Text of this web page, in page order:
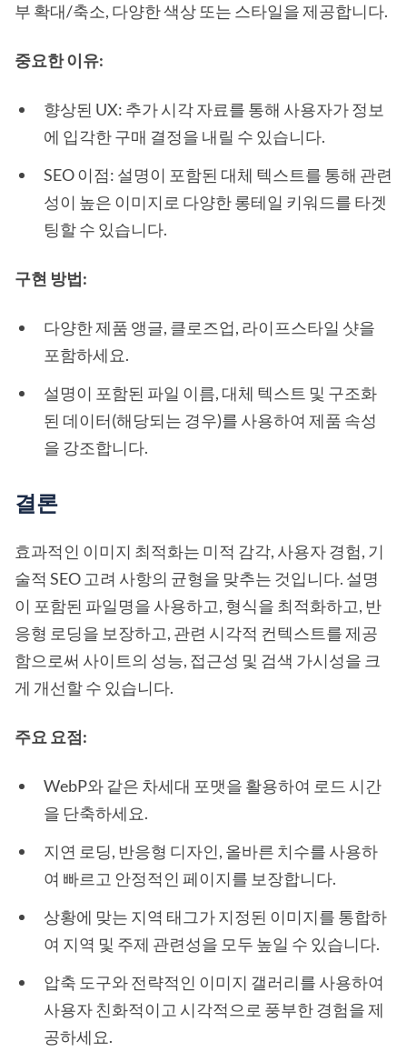
부 확대/축소, 다양한 색상 또는 스타일을 제공합니다.
중요한 이유:
향상된 UX: 추가 시각 자료를 통해 사용자가 정보
에 입각한 구매 결정을 내릴 수 있습니다.
SEO 이점: 설명이 포함된 대체 텍스트를 통해 관련
성이 높은 이미지로 다양한 롱테일 키워드를 타겟
팅할 수 있습니다.
구현 방법:
다양한 제품 앵글, 클로즈업, 라이프스타일 샷을
포함하세요.
설명이 포함된 파일 이름, 대체 텍스트 및 구조화
된 데이터(해당되는 경우)를 사용하여 제품 속성
을 강조합니다.
결론
효과적인 이미지 최적화는 미적 감각, 사용자 경험, 기
술적 SEO 고려 사항의 균형을 맞추는 것입니다. 설명
이 포함된 파일명을 사용하고, 형식을 최적화하고, 반
응형 로딩을 보장하고, 관련 시각적 컨텍스트를 제공
함으로써 사이트의 성능, 접근성 및 검색 가시성을 크
게 개선할 수 있습니다.
주요 요점:
WebP와 같은 차세대 포맷을 활용하여 로드 시간
을 단축하세요.
지연 로딩, 반응형 디자인, 올바른 치수를 사용하
여 빠르고 안정적인 페이지를 보장합니다.
상황에 맞는 지역 태그가 지정된 이미지를 통합하
여 지역 및 주제 관련성을 모두 높일 수 있습니다.
압축 도구와 전략적인 이미지 갤러리를 사용하여
사용자 친화적이고 시각적으로 풍부한 경험을 제
공하세요.